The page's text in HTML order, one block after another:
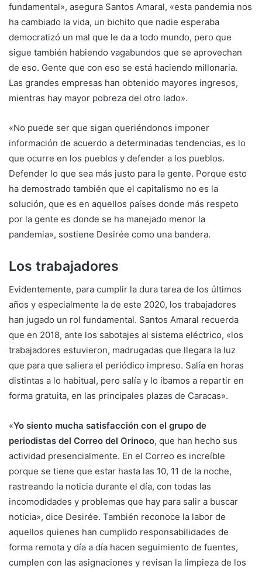
fundamental», asegura Santos Amaral, «esta pandemia nos
ha cambiado la vida, un bichito que nadie esperaba
democratizó un mal que le da a todo mundo, pero que
sigue también habiendo vagabundos que se aprovechan
de eso. Gente que con eso se está haciendo millonaria.
Las grandes empresas han obtenido mayores ingresos,
mientras hay mayor pobreza del otro lado».
«No puede ser que sigan queriéndonos imponer
información de acuerdo a determinadas tendencias, es lo
que ocurre en los pueblos y defender a los pueblos.
Defender lo que sea más justo para la gente. Porque esto
ha demostrado también que el capitalismo no es la
solución, que es en aquellos países donde más respeto
por la gente es donde se ha manejado menor la
pandemia», sostiene Desirée como una bandera.
Los trabajadores
Evidentemente, para cumplir la dura tarea de los últimos
años y especialmente la de este 2020, los trabajadores
han jugado un rol fundamental. Santos Amaral recuerda
que en 2018, ante los sabotajes al sistema eléctrico, «los
trabajadores estuvieron, madrugadas que llegara la luz
que para que saliera el periódico impreso. Salía en horas
distintas a lo habitual, pero salía y lo íbamos a repartir en
forma gratuita, en las principales plazas de Caracas».
«Yo siento mucha satisfacción con el grupo de
periodistas del Correo del Orinoco, que han hecho sus
actividad presencialmente. En el Correo es increíble
porque se tiene que estar hasta las 10, 11 de la noche,
rastreando la noticia durante el día, con todas las
incomodidades y problemas que hay para salir a buscar
noticia», dice Desirée. También reconoce la labor de
aquellos quienes han cumplido responsabilidades de
forma remota y día a día hacen seguimiento de fuentes,
cumplen con las asignaciones y revisan la limpieza de los